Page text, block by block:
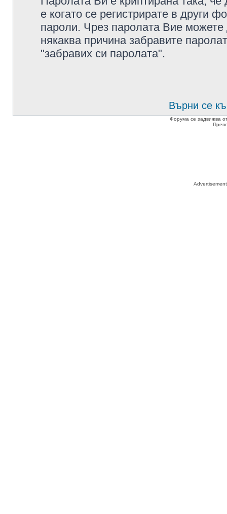
е когато се регистрирате в други
пароли. Чрез паролата Вие можете
някаква причина забравите
"забравих си паролата".
Върни се
Форума се задвижва